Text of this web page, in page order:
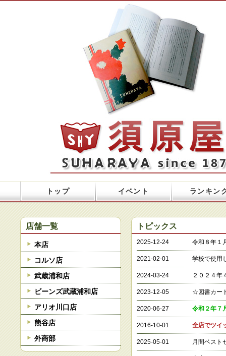
トップ イベント ランキン
店舗一覧
本店
コルソ店
武蔵浦和店
ビーンズ武蔵浦和店
アリオ川口店
熊谷店
外商部
トピックス
2025-12-24 令和８年１
2021-02-01 学校で使用
2024-03-24 ２０２４年
2023-12-05 ☆図書カー
2020-06-27 令和２年７
2016-10-01 全店でツイ
2025-05-01 月間ベスト